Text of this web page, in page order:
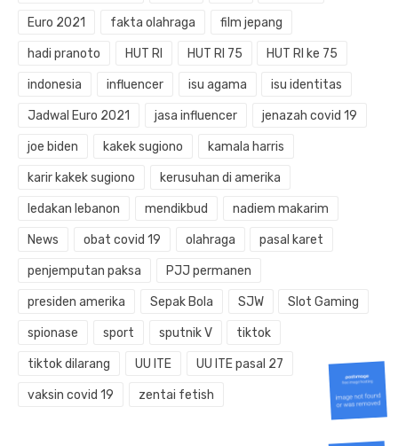
Euro 2021 fakta olahraga film jepang
hadi pranoto HUT RI HUT RI 75 HUT RI ke 75
indonesia influencer isu agama isu identitas
Jadwal Euro 2021 jasa influencer jenazah covid 19
joe biden kakek sugiono kamala harris
karir kakek sugiono kerusuhan di amerika
ledakan lebanon mendikbud nadiem makarim
News obat covid 19 olahraga pasal karet
penjemputan paksa PJJ permanen
presiden amerika Sepak Bola SJW Slot Gaming
spionase sport sputnik V tiktok
tiktok dilarang UU ITE UU ITE pasal 27
vaksin covid 19 zentai fetish